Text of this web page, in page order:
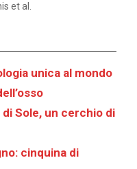
et al.
unica al mondo
Sole, un cerchio di
cinquina di